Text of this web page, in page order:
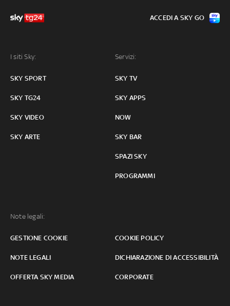
I siti Sky:
SKY SPORT
SKY TG24
SKY VIDEO
SKY ARTE
Servizi:
SKY TV
SKY APPS
NOW
SKY BAR
SPAZI SKY
PROGRAMMI
Note legali:
GESTIONE COOKIE COOKIE POLICY
NOTE LEGALI DICHIARAZIONE DI ACCESSIBILITÀ
OFFERTA SKY MEDIA CORPORATE
ACCEDI A SKY GO